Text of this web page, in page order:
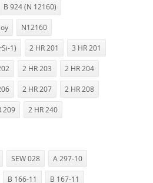
B 924 (N 12160)
N12160
1) 2 HR 201 3 HR 201
2 HR 203 2 HR 204
2 HR 207 2 HR 208
209 2 HR 240
SEW 028 A 297-10
B 166-11 B 167-11